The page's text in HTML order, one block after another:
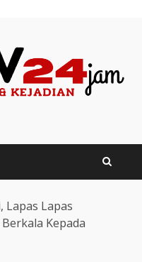
Lapas Lapas
Kepada